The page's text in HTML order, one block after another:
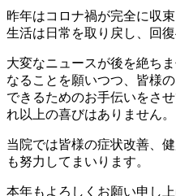
昨年はコロナ禍が完全に収
生活は日常を取り戻し、回
大変なニュースが後を絶ち
なることを願いつつ、皆様
できるためのお手伝いをさ
れ以上の喜びはありません。
当院では皆様の症状改善、
も努力してまいります。
本年もよろしくお願い申し上